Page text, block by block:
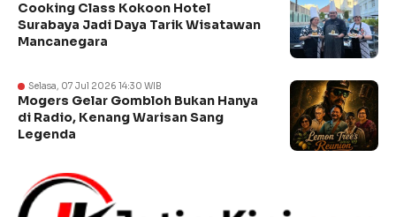
Cooking Class Kokoon Hotel
Surabaya Jadi Daya Tarik Wisatawan
Mancanegara
Selasa, 07 Jul 2026 14:30 WIB
Mogers Gelar Gombloh Bukan Hanya
di Radio, Kenang Warisan Sang
Legenda